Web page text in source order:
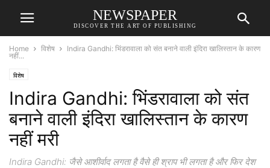
NEWSPAPER
DISCOVER THE ART OF PUBLISHING
Home विशेष
Indira Gandhi: भिंडरावाला को संत बनाने वाली इंदिरा खालिस्तान के कारण
नहीं...
विशेष
Indira Gandhi: भिंडरावाला को संत
बनाने वाली इंदिरा खालिस्तान के कारण
नहीं मरी
Indira Gandhi: जैसे आशीर्वाद लगता है वैसे ही श्राप भी लगता है और फिर देश